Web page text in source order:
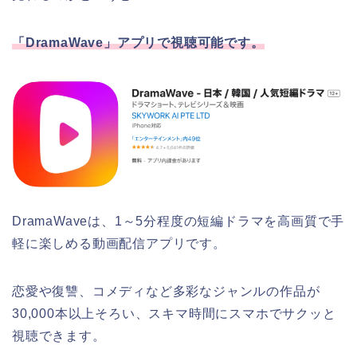
「DramaWave」アプリで視聴可能です。
DramaWaveは、1～5分程度の短編ドラマを高画質で手
軽に楽しめる動画配信アプリです。
恋愛や復讐、コメディなど多彩なジャンルの作品が
30,000本以上そろい、スキマ時間にスマホでサクッと
視聴できます。